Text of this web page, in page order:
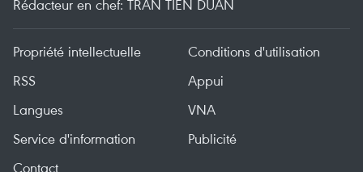
Rédacteur en chef: TRÂN TIÊN DUÂN
Propriété intellectuelle
Conditions d'utilisation
RSS
Appui
Langues
VNA
Service d'information
Publicité
Contact